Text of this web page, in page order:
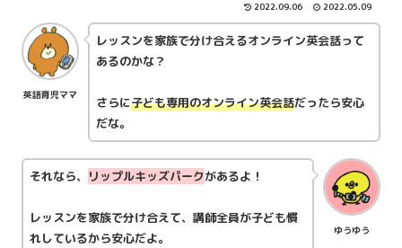
2022.09.06 2022.05.09
英語育児ママ
レッスンを家族で分け合えるオンライン英会話って
あるのかな？
さらに子ども専用のオンライン英会話だったら安心
だな。
ゆうゆう
それなら、 リップルキッズパークがあるよ！
レッスンを家族で分け合えて、講師全員が子ども慣
れしているから安心だよ。